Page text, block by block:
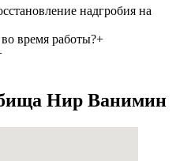
надгробия на
время работы?+
Нир Ванимин